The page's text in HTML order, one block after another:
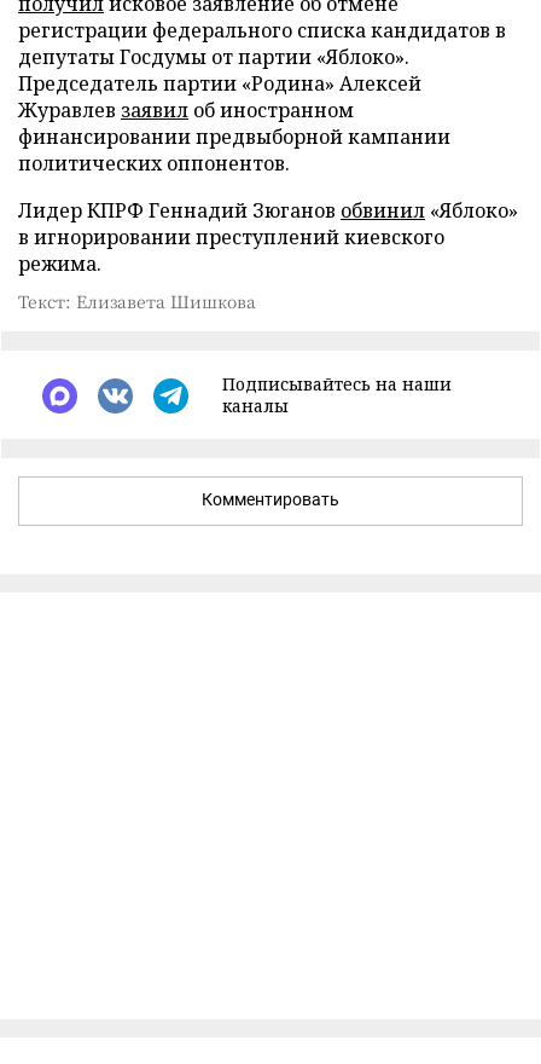
регистрации федерального списка кандидатов в
депутаты Госдумы от партии «Яблоко».
Председатель партии «Родина» Алексей
Журавлев заявил об иностранном
финансировании предвыборной кампании
политических оппонентов.
Лидер КПРФ Геннадий Зюганов обвинил «Яблоко»
в игнорировании преступлений киевского
режима.
Текст: Елизавета Шишкова
Подписывайтесь на наши
каналы
Комментировать